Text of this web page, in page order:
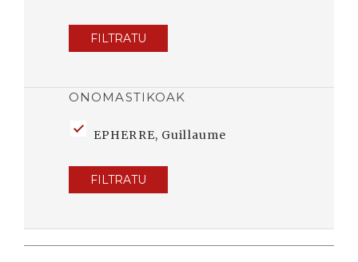
FILTRATU
ONOMASTIKOAK
EPHERRE, Guillaume
FILTRATU